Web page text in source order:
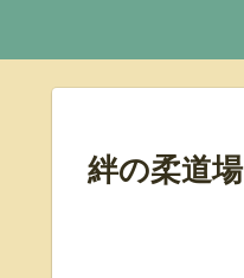
絆の柔道場